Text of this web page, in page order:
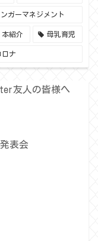
ンガーマネジメント
本紹介 母乳育児
ロナ
友人の皆様へ
表会